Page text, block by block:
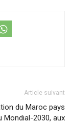
Article suivant
du Maroc pays
Mondial-2030, aux